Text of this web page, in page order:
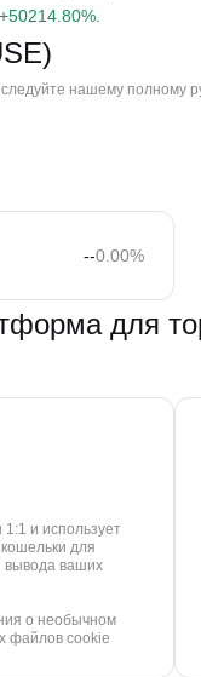
+50214.80%
нашему полному
--0.00%
для
и использует
для
вывода ваших
о необычном
файлов cookie